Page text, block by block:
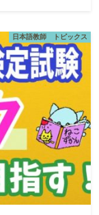
日本語教師 トピックス